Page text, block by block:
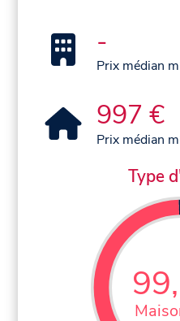
-
Prix médian
997 €
Prix médian
Type